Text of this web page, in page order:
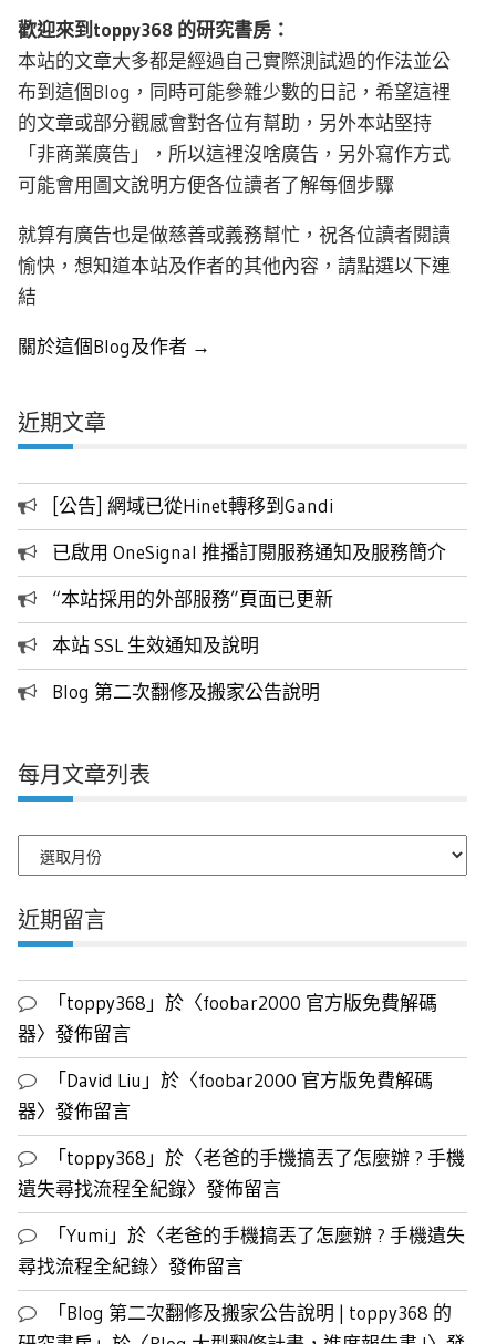
歡迎來到toppy368 的研究書房：
本站的文章大多都是經過自己實際測試過的作法並公
布到這個Blog，同時可能參雜少數的日記，希望這裡
的文章或部分觀感會對各位有幫助，另外本站堅持
「非商業廣告」，所以這裡沒啥廣告，另外寫作方式
可能會用圖文說明方便各位讀者了解每個步驟
就算有廣告也是做慈善或義務幫忙，祝各位讀者閱讀
愉快，想知道本站及作者的其他內容，請點選以下連
結
關於這個Blog及作者 →
近期文章
[公告] 網域已從Hinet轉移到Gandi
已啟用 OneSignal 推播訂閱服務通知及服務簡介
“本站採用的外部服務”頁面已更新
本站 SSL 生效通知及說明
Blog 第二次翻修及搬家公告說明
每月文章列表
月
章
列
近期留言
「toppy368 」於〈foobar2000 官方版免費解碼
器〉發佈留言
「David Liu 」於〈foobar2000 官方版免費解碼
器〉發佈留言
「toppy368 」於〈老爸的手機搞丟了怎麼辦 ? 手機
遺失尋找流程全紀錄〉發佈留言
「Yumi 」於〈老爸的手機搞丟了怎麼辦 ? 手機遺失
尋找流程全紀錄〉發佈留言
「Blog 第二次翻修及搬家公告說明 | toppy368 的